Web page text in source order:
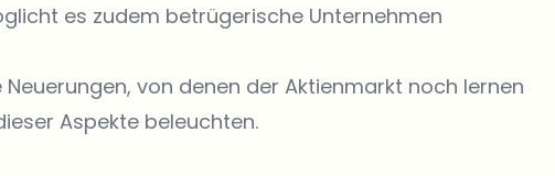
es zudem betrügerische Unternehmen
von denen der Aktienmarkt noch lernen
Aspekte beleuchten.